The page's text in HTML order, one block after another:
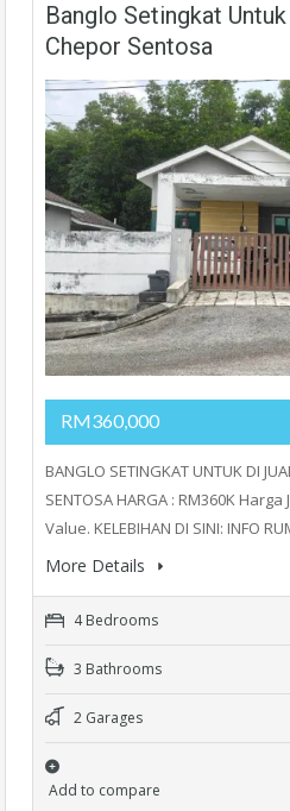
Banglo Setingkat
Chepor Sentosa
RM360,000
BANGLO SETINGKAT UNTUK DI
SENTOSA HARGA : RM360K
Value. KELEBIHAN DI SINI: INFO
More Details
4 Bedrooms
3 Bathrooms
2 Garages
Add to compare